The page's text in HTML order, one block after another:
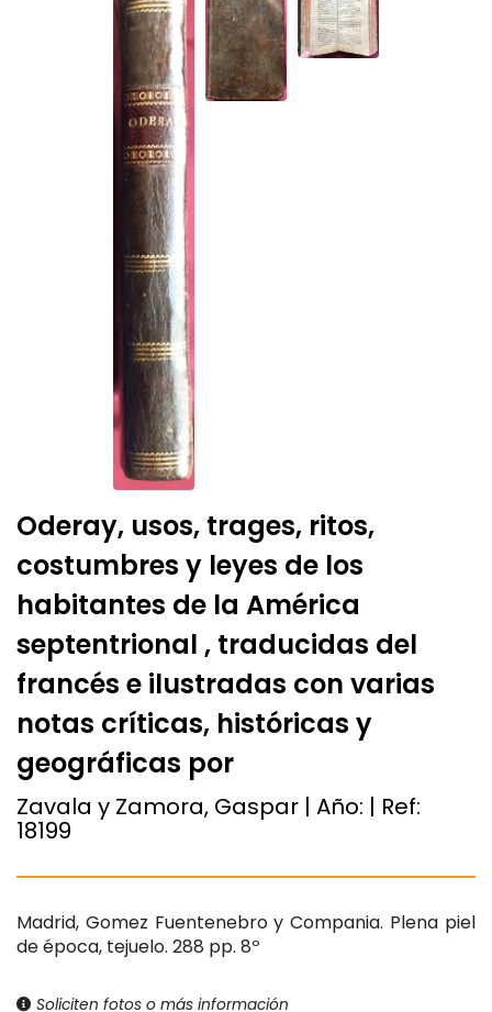
Oderay, usos, trages, ritos,
costumbres y leyes de los
habitantes de la América
septentrional , traducidas del
francés e ilustradas con varias
notas críticas, históricas y
geográficas por
Zavala y Zamora, Gaspar | Año: | Ref:
18199
Madrid, Gomez Fuentenebro y Compania. Plena piel
de época, tejuelo. 288 pp. 8º
Soliciten fotos o más información